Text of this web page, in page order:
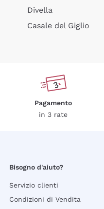
Divella
Casale del Giglio
Pagamento
in 3 rate
Bisogno d'aiuto?
Servizio clienti
Condizioni di Vendita